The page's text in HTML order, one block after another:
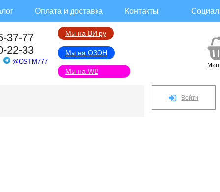
Оплата и доставка Контакты
37-77
22-33
@OSTM777
Мы на ВИ.ру
Мы на ОЗОН
Мы на WB
Войти